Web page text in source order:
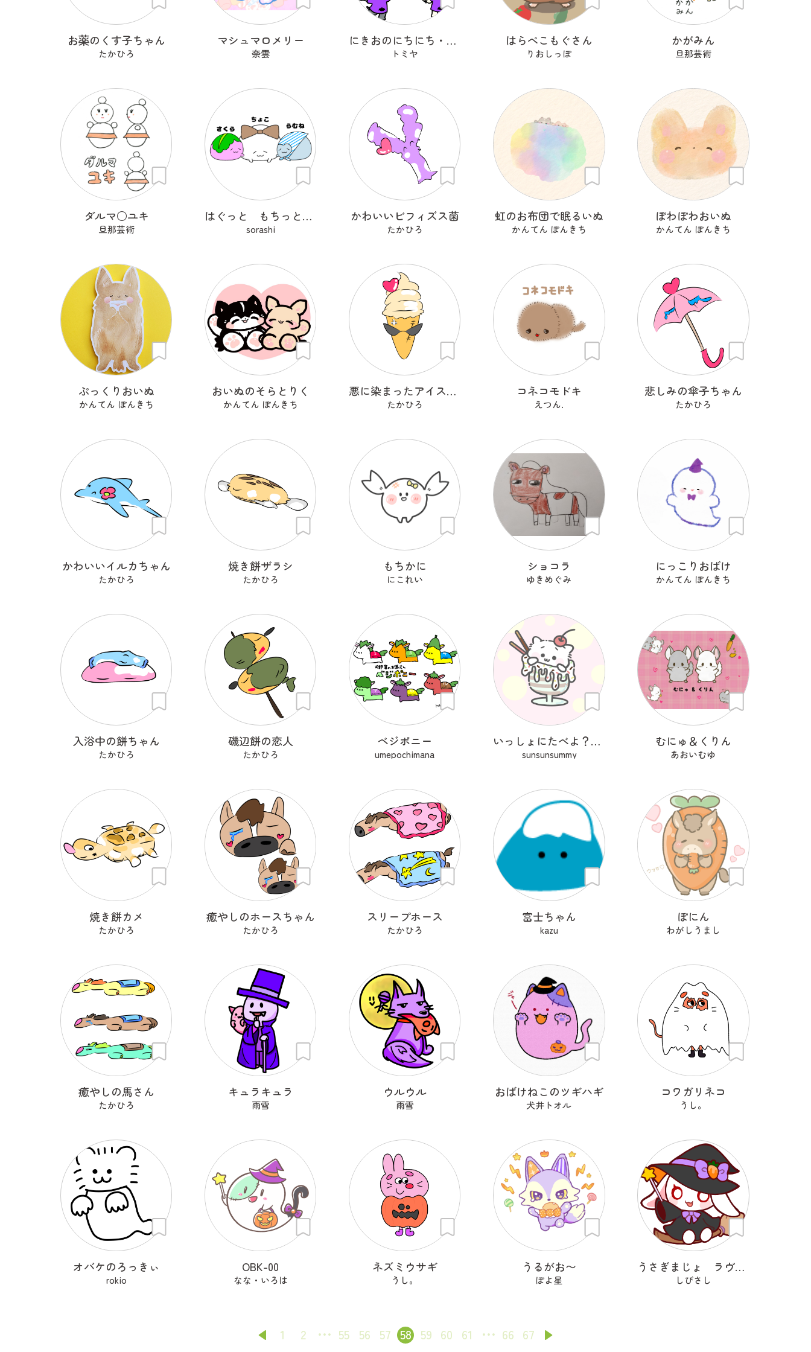
お薬のくす子ちゃん
たかひろ
マシュマロメリー
奈雲
にきおのにちにち・ハロウィン
トミヤ
はらぺこもぐさん
りおしっぽ
かがみん
旦那芸術
ダルマ○ユキ
旦那芸術
はぐっと もちっと はぐもっちー
sorashi
かわいいビフィズス菌
たかひろ
虹のお布団で眠るいぬ
かんてん ぽんきち
ぽわぽわおいぬ
かんてん ぽんきち
ぷっくりおいぬ
かんてん ぽんきち
おいぬのそらとりく
かんてん ぽんきち
悪に染まったアイスクリーム
たかひろ
コネコモドキ
えつん.
悲しみの傘子ちゃん
たかひろ
かわいいイルカちゃん
たかひろ
焼き餅ザラシ
たかひろ
もちかに
にこれい
ショコラ
ゆきめぐみ
にっこりおばけ
かんてん ぽんきち
入浴中の餅ちゃん
たかひろ
磯辺餅の恋人
たかひろ
ベジポニー
umepochimana
いっしょにたべよ？ぱふぇ
sunsunsummy
むにゅ＆くりん
あおいむゆ
焼き餅カメ
たかひろ
癒やしのホースちゃん
たかひろ
スリープホース
たかひろ
富士ちゃん
kazu
ぽにん
わがしうまし
癒やしの馬さん
たかひろ
キュラキュラ
雨雪
ウルウル
雨雪
おばけねこのツギハギ
犬井トオル
コワガリネコ
うし。
オバケのろっきぃ
rokio
OBK-00
なな・いろは
ネズミウサギ
うし。
うるがお〜
ぽよ星
うさぎまじょ ラヴィッチ
しびさし
1 2 55 56 57 58 59 60 61 66 67